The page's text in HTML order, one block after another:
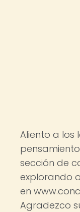
Aliento a los
sección de
explorando
en
Agradezco